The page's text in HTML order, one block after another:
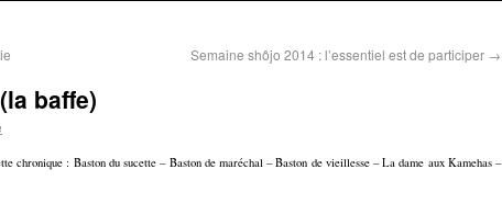
Semaine shôjo 2014 : l’essentiel est de participer →
baffe)
chronique : Baston du sucette – Baston de maréchal – Baston de vieillesse – La dame aux Kamehas –